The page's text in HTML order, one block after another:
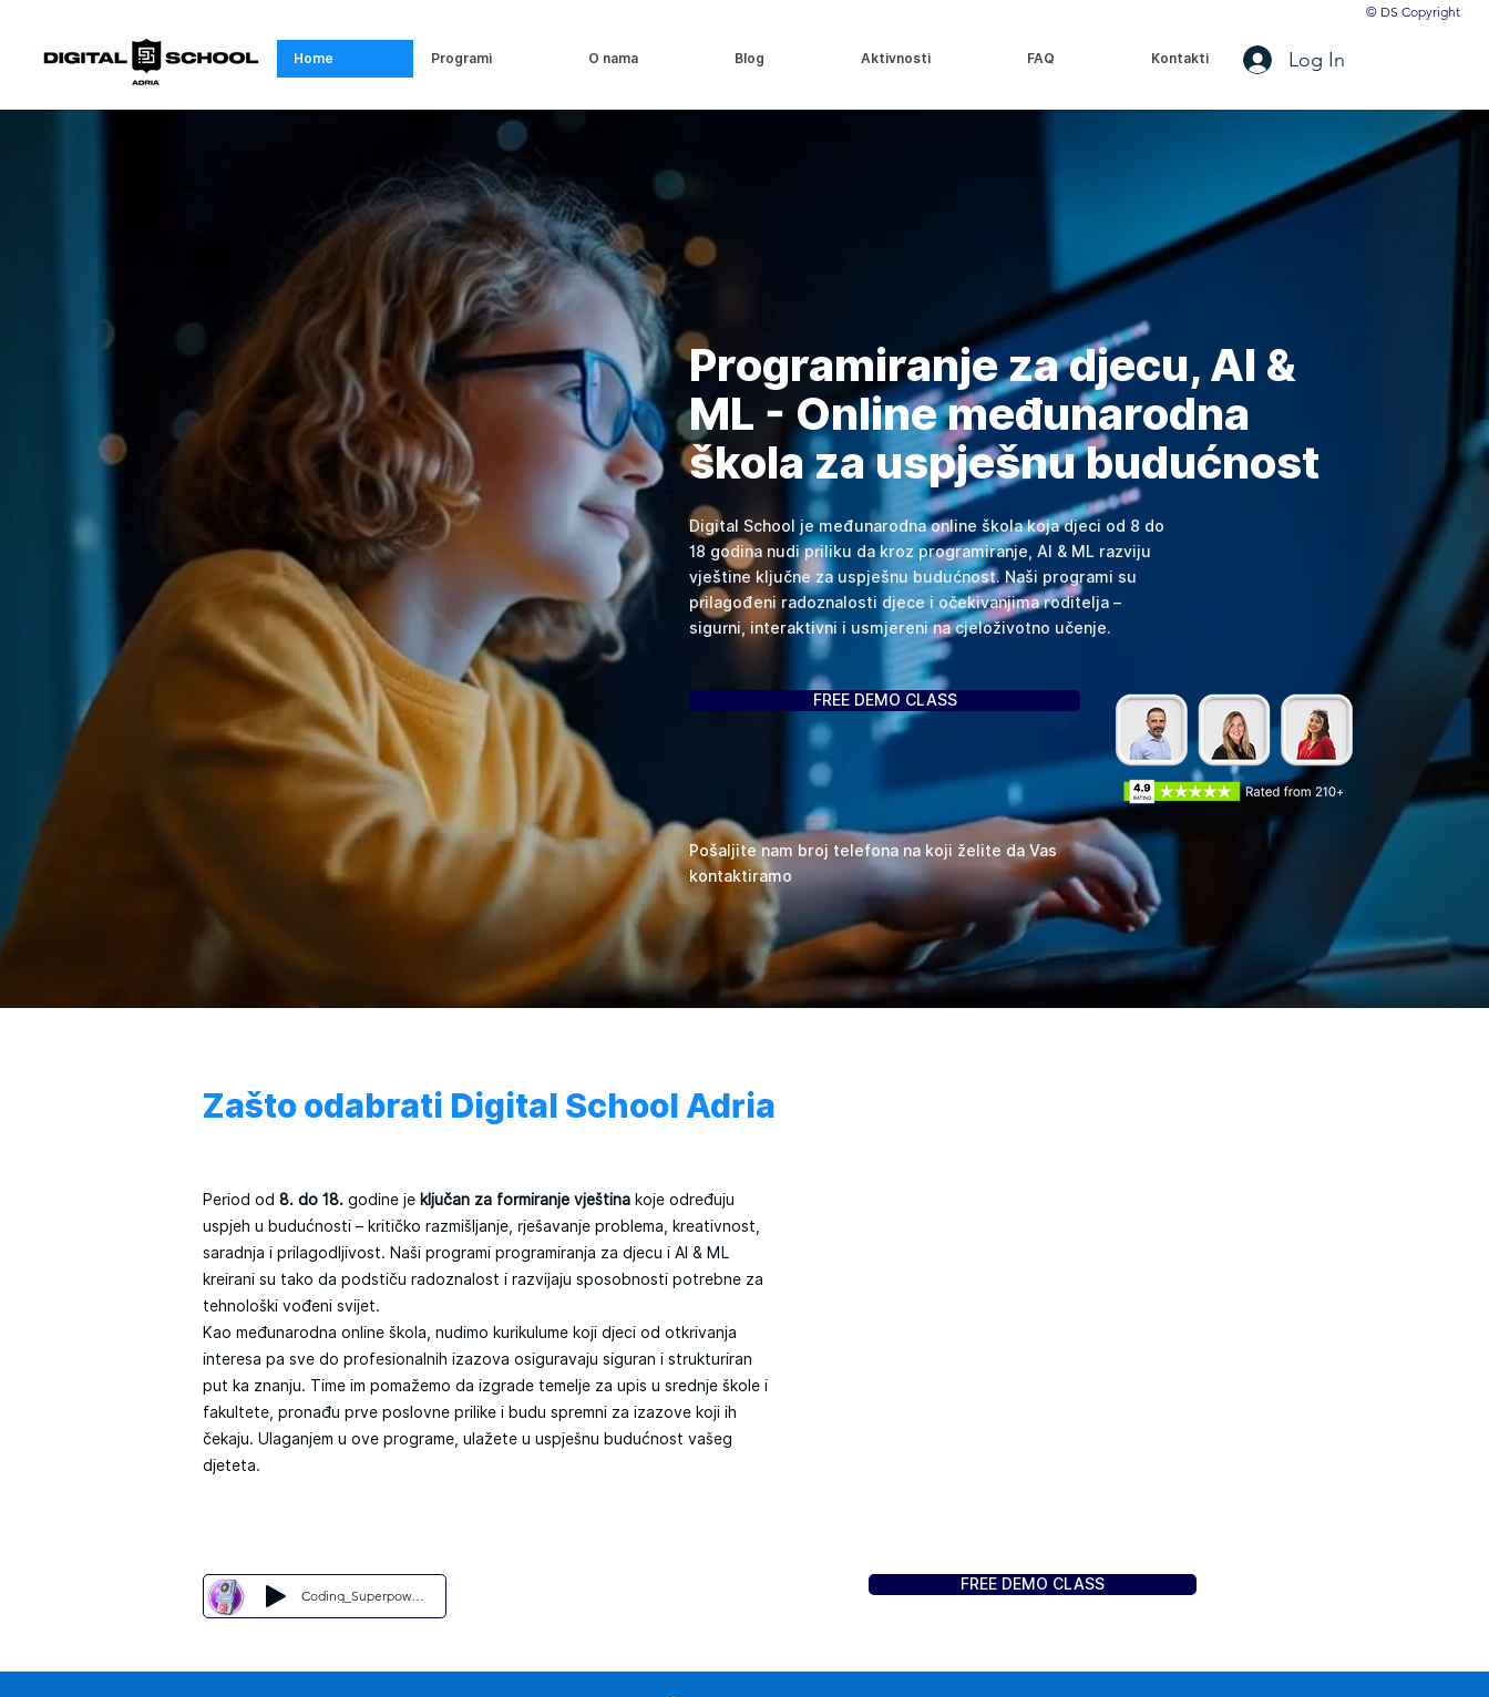
Home Programi O nama Blog Aktivnosti FAQ Kontakti Log In
© DS Copyright
Programiranje za djecu, AI &
ML - Online međunarodna
škola za uspješnu budućnost
Digital School je međunarodna online škola koja djeci od 8 do
18 godina nudi priliku da kroz programiranje, AI & ML razviju
vještine ključne za uspješnu budućnost. Naši programi su
prilagođeni radoznalosti djece i očekivanjima roditelja –
sigurni, interaktivni i usmjereni na cjeloživotno učenje.
FREE DEMO CLASS
Pošaljite nam broj telefona na koji želite da Vas
kontaktiramo
Zašto odabrati Digital School Adria
Period od 8. do 18. godine je ključan za formiranje vještina koje određuju
uspjeh u budućnosti – kritičko razmišljanje, rješavanje problema, kreativnost,
saradnja i prilagodljivost. Naši programi programiranja za djecu i AI & ML
kreirani su tako da podstiču radoznalost i razvijaju sposobnosti potrebne za
tehnološki vođeni svijet.
Kao međunarodna online škola, nudimo kurikulume koji djeci od otkrivanja
interesa pa sve do profesionalnih izazova osiguravaju siguran i strukturiran
put ka znanju. Time im pomažemo da izgrade temelje za upis u srednje škole i
fakultete, pronađu prve poslovne prilike i budu spremni za izazove koji ih
čekaju. Ulaganjem u ove programe, ulažete u uspješnu budućnost vašeg
djeteta.
Coding_Superpowers__Inside_the_Accelerated_School_Turning_Kids_
FREE DEMO CLASS